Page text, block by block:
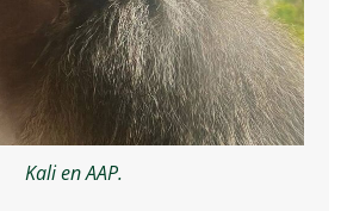
Kali en AAP.